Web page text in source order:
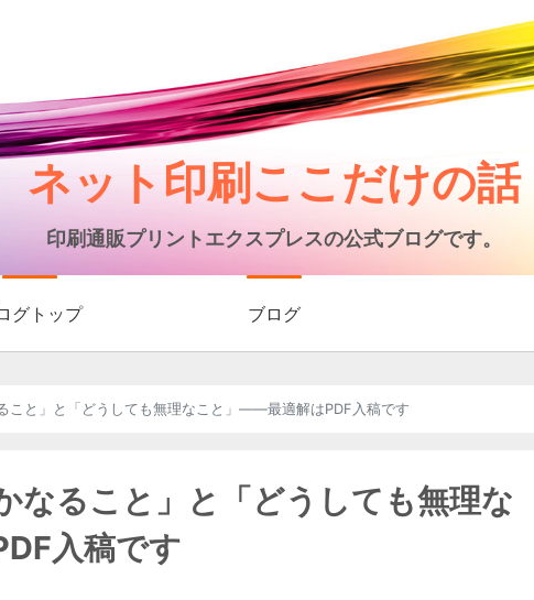
ネット印刷ここだけの話
印刷通販プリントエクスプレスの公式ブログです。
グトップ ブログ
こと」と「どうしても無理なこと」——最適解はPDF入稿です
なること」と「どうしても無理な
入稿です